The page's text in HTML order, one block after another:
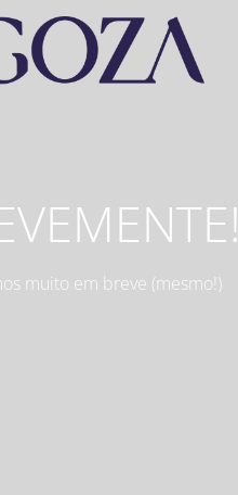
muito em breve (mesmo!)